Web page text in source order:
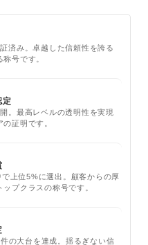
済み。卓越した信頼性を誇る
号です。
定
。最高レベルの透明性を実現
証明です。
上位5%に選出。顧客からの厚
プクラスの称号です。
の大台を達成。揺るぎない信